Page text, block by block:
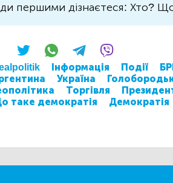
першими дізнаєтеся: Хто?
Інформація Події
Україна
Торгівля
таке демократія
Демократія